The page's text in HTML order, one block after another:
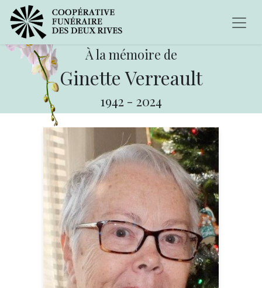
À la mémoire de
Ginette Verreault
1942 - 2024